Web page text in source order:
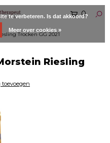
0
Trocken GG 2021
Riesling
toevoegen
te verbeteren. Is dat akkoord?
Meer over cookies »